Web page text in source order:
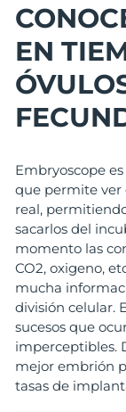
EN
Embryoscope
que permite ver
real,
sacarlos del
momento las
CO2, oxigeno,
mucha
división celular.
sucesos que
imperceptibles.
mejor embrión
tasas de